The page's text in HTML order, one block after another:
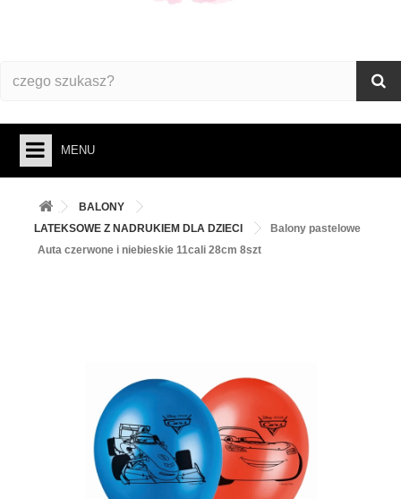
MENU
PIECZENIE
PODKŁADY /PRZEKŁADKI/WSPORNIKI/BANKETÓWKI
BALONY
LATEKSOWE Z NADRUKIEM DLA DZIECI
Balony pastelowe
Auta czerwone i niebieskie 11cali 28cm 8szt